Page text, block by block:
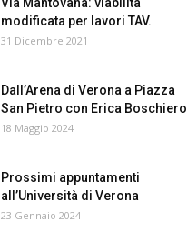
modificata per lavori TAV.
31 Dicembre 2021
Dall’Arena di Verona a Piazza
San Pietro con Erica Boschiero
18 Maggio 2024
Prossimi appuntamenti
all’Università di Verona
23 Gennaio 2024